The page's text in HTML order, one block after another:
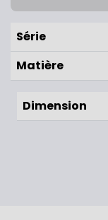
Série
Matière
Dimension